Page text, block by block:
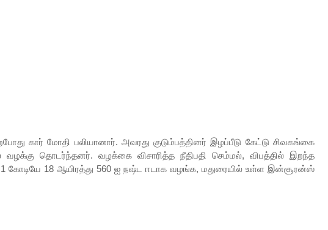
கார் மோதி பலியானார். அவரது குடும்பத்தினர் இழப்பீடு கேட்டு சிவகங்கை
வழக்கு தொடர்ந்தனர். வழக்கை விசாரித்த நீதிபதி செம்மல், விபத்தில் இறந்த
கோடியே 18 ஆயிரத்து 560 ஐ நஷ்ட ஈடாக வழங்க, மதுரையில் உள்ள இன்சூரன்ஸ்